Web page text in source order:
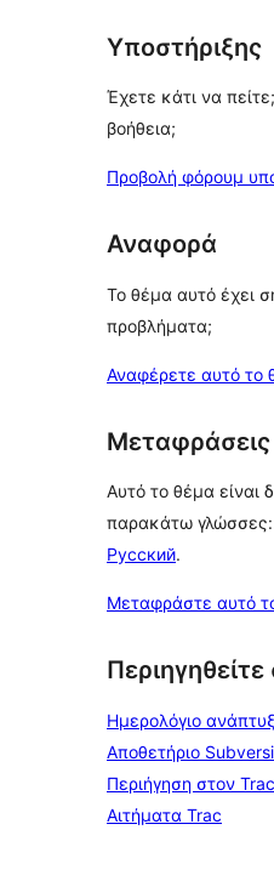
Υποστήριξης
Έχετε κάτι να
βοήθεια;
Προβολή φόρουμ
Αναφορά
Το θέμα αυτό έχει
προβλήματα;
Αναφέρετε αυτό το
Μεταφράσεις
Αυτό το θέμα είναι
παρακάτω γλώσσες:
Русский.
Μεταφράστε αυτό
Ημερολόγιο
Αποθετήριο
Περιήγηση στον Trac
Αιτήματα Trac